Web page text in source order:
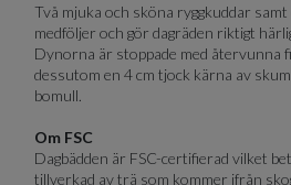
Två mjuka och sköna ryggkuddar
medföljer och gör dagräden riktigt
Dynorna är stoppade med återvunna
dessutom en 4 cm tjock kärna av
bomull.
Om FSC
Dagbädden är FSC-certifierad vilket
tillverkad av trä som kommer ifrån